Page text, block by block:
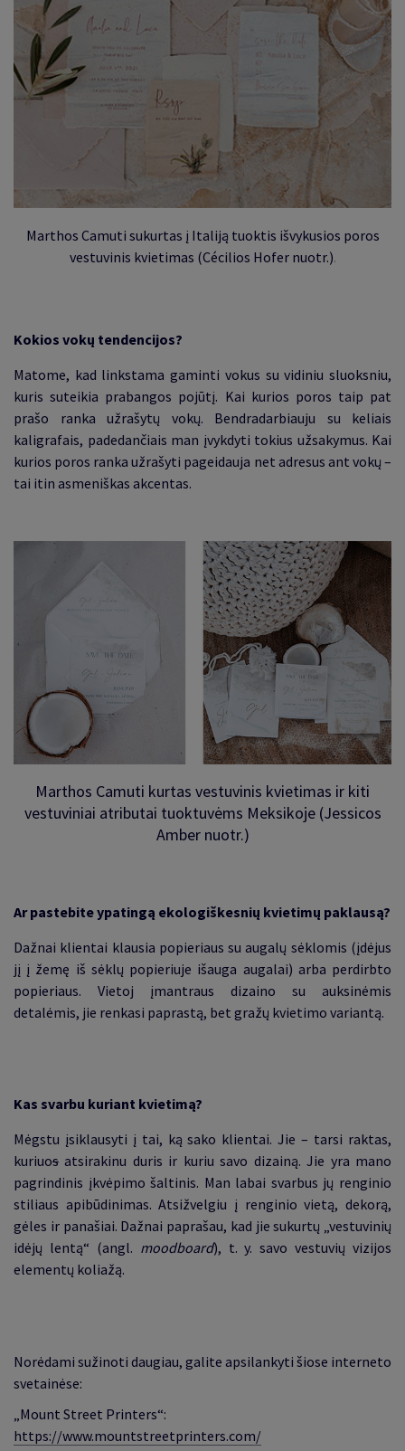
Marthos Camuti sukurtas į Italiją tuoktis išvykusios poros
vestuvinis kvietimas (Cécilios Hofer nuotr.).
Kokios vokų tendencijos?
Matome, kad linkstama gaminti vokus su vidiniu sluoksniu,
kuris suteikia prabangos pojūtį. Kai kurios poros taip pat
prašo ranka užrašytų vokų. Bendradarbiauju su keliais
kaligrafais, padedančiais man įvykdyti tokius užsakymus. Kai
kurios poros ranka užrašyti pageidauja net adresus ant vokų –
tai itin asmeniškas akcentas.
Marthos Camuti kurtas vestuvinis kvietimas ir kiti
vestuviniai atributai tuoktuvėms Meksikoje (Jessicos
Amber nuotr.)
Ar pastebite ypatingą ekologiškesnių kvietimų paklausą?
Dažnai klientai klausia popieriaus su augalų sėklomis (įdėjus
jį į žemę iš sėklų popieriuje išauga augalai) arba perdirbto
popieriaus. Vietoj įmantraus dizaino su auksinėmis
detalėmis, jie renkasi paprastą, bet gražų kvietimo variantą.
Kas svarbu kuriant kvietimą?
Mėgstu įsiklausyti į tai, ką sako klientai. Jie – tarsi raktas,
kuriuos atsirakinu duris ir kuriu savo dizainą. Jie yra mano
pagrindinis įkvėpimo šaltinis. Man labai svarbus jų renginio
stiliaus apibūdinimas. Atsižvelgiu į renginio vietą, dekorą,
gėles ir panašiai. Dažnai paprašau, kad jie sukurtų „vestuvinių
idėjų lentą“ (angl. moodboard), t. y. savo vestuvių vizijos
elementų koliažą.
Norėdami sužinoti daugiau, galite apsilankyti šiose interneto
svetainėse:
„Mount Street Printers“:
https://www.mountstreetprinters.com/